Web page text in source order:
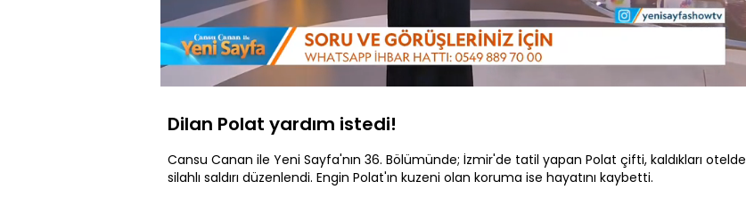
Sessiz
Yüklendi:
6.55%
Oynatma
Dilan Polat yardım istedi!
Cansu Canan ile Yeni Sayfa'nın 36. Bölümünde; İzmir'de tatil yapan Polat çifti, kaldıkları otelde
silahlı saldırı düzenlendi. Engin Polat'ın kuzeni olan koruma ise hayatını kaybetti.